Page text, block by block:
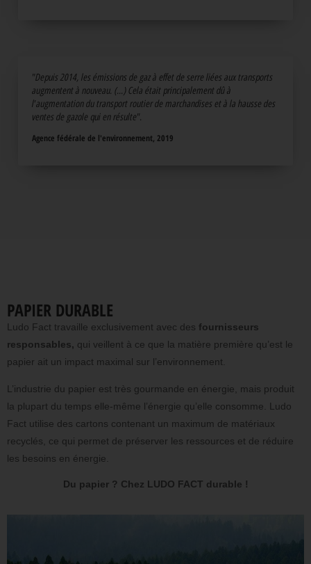
"Depuis 2014, les émissions de gaz à effet de serre liées aux transports
augmentent à nouveau. (...) Cela était principalement dû à
l'augmentation du transport routier de marchandises et à la hausse des
ventes de gazole qui en résulte".
Agence fédérale de l'environnement, 2019
PAPIER DURABLE
Ludo Fact travaille exclusivement avec des fournisseurs
responsables, qui veillent à ce que la matière première qu’est le
papier ait un impact maximal sur l’environnement.
L’industrie du papier est très gourmande en énergie, mais produit
la plupart du temps elle-même l’énergie qu’elle consomme. Ludo
Fact utilise des cartons contenant un maximum de matériaux
recyclés, ce qui permet de préserver les ressources et de réduire
les besoins en énergie.
Du papier ? Chez LUDO FACT durable !